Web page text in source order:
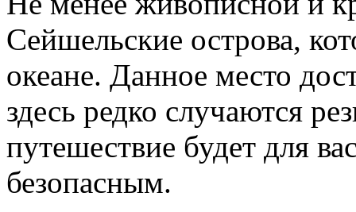
Сейшельские острова,
океане. Данное место
здесь редко случаются
путешествие будет для
безопасным.